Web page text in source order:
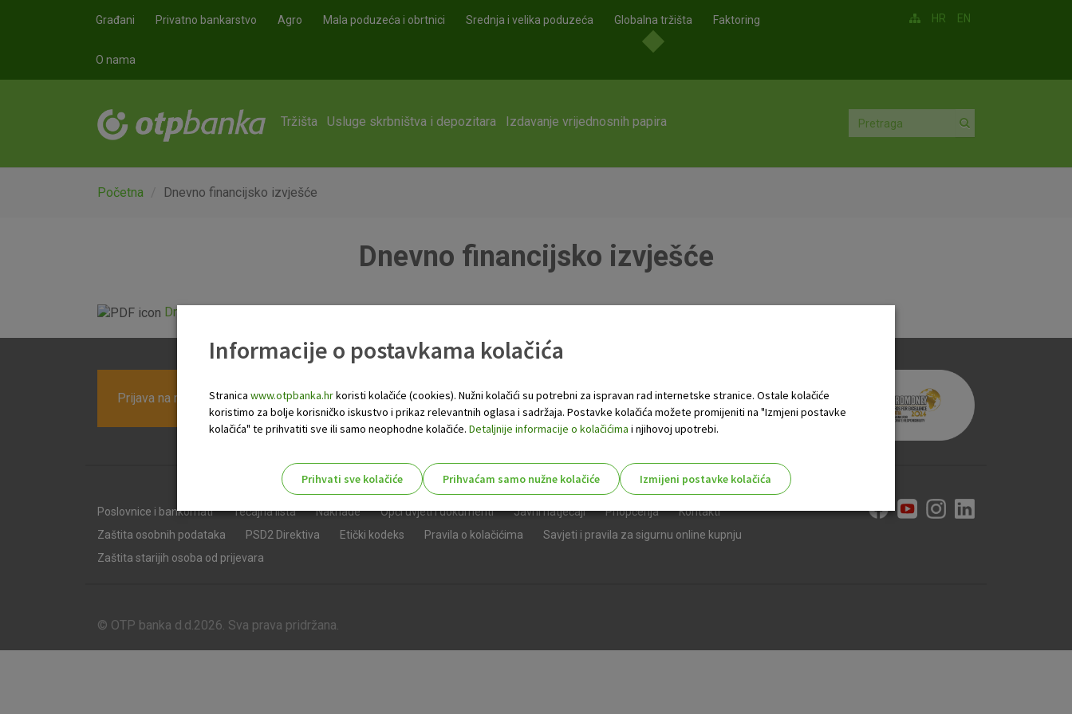
Građani Privatno bankarstvo Agro Mala poduzeća i obrtnici Srednja i velika poduzeća Globalna tržišta Faktoring
O nama
HR EN
Tržišta Usluge skrbništva i depozitara Izdavanje vrijednosnih papira
Početna Dnevno financijsko izvješće
Dnevno financijsko izvješće
Dnevno financijsko izvješće.pdf
Prijava na newsletter OTP banke
Poslovnice i bankomati Tečajna lista Naknade Opći uvjeti i dokumenti Javni natječaji Priopćenja
Kontakti
Zaštita osobnih podataka
PSD2 Direktiva Etički kodeks Pravila o kolačićima
Savjeti i pravila za sigurnu online kupnju
Zaštita starijih osoba od prijevara
© OTP banka d.d.2026. Sva prava pridržana.
Informacije o postavkama kolačića
Stranica www.otpbanka.hrkoristi kolačiće (cookies). Nužni kolačići su potrebni za ispravan rad internetske stranice. Ostale kolačiće
koristimo za bolje korisničko iskustvo i prikaz relevantnih oglasa i sadržaja. Postavke kolačića možete promijeniti na "Izmjeni postavke
kolačića" te prihvatiti sve ili samo neophodne kolačiće. Detaljnije informacije o kolačićima i njihovoj upotrebi.
Prihvati sve kolačiće Prihvaćam samo nužne kolačiće
Izmijeni postavke kolačića